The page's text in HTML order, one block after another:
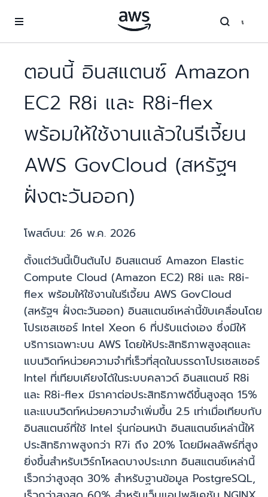
ตอนนี้ อินสแตนซ์ Amazon
EC2 R8i และ R8i-flex
พร้อมให้ใช้งานแล้วในรีเจี้ยน
AWS GovCloud (สหรัฐฯ
ฝั่งตะวันออก)
โพสต์บน: 26 พ.ค. 2026
ตั้งแต่วันนี้เป็นต้นไป อินสแตนซ์ Amazon Elastic
Compute Cloud (Amazon EC2) R8i และ R8i-
flex พร้อมให้ใช้งานในรีเจี้ยน AWS GovCloud
(สหรัฐฯ ฝั่งตะวันออก) อินสแตนซ์เหล่านี้ขับเคลื่อนโดย
โปรเซสเซอร์ Intel Xeon 6 ที่ปรับแต่งเอง ซึ่งมีให้
บริการเฉพาะบน AWS โดยให้ประสิทธิภาพสูงสุดและ
แบนวิดท์หน่วยความจำที่เร็วที่สุดในบรรดาโปรเซสเซอร์
Intel ที่เทียบเคียงได้ในระบบคลาวด์ อินสแตนซ์ R8i
และ R8i-flex มีราคาต่อประสิทธิภาพดีขึ้นสูงสุด 15%
และแบนวิดท์หน่วยความจำเพิ่มขึ้น 2.5 เท่าเมื่อเทียบกับ
อินสแตนซ์ที่ใช้ Intel รุ่นก่อนหน้า อินสแตนซ์เหล่านี้ให้
ประสิทธิภาพสูงกว่า R7i ถึง 20% โดยมีผลลัพธ์ที่สูง
ยิ่งขึ้นสำหรับเวิร์กโหลดบางประเภท อินสแตนซ์เหล่านี้
เร็วกว่าสูงสุด 30% สำหรับฐานข้อมูล PostgreSQL,